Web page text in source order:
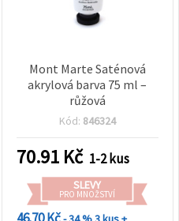
Mont Marte Saténová
akrylová barva 75 ml –
růžová
Kód: 846324
70.91 Kč 1-2 kus
SLEVY
PRO MNOŽSTVÍ
46.70 Kč